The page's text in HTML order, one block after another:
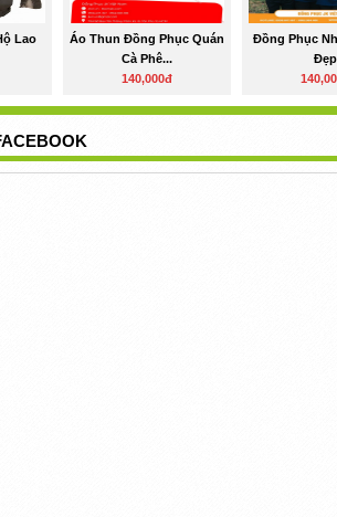
Lao
Áo Thun Đồng Phục Quán
Cà Phê...
140,000đ
Đồng Phục
Đẹp